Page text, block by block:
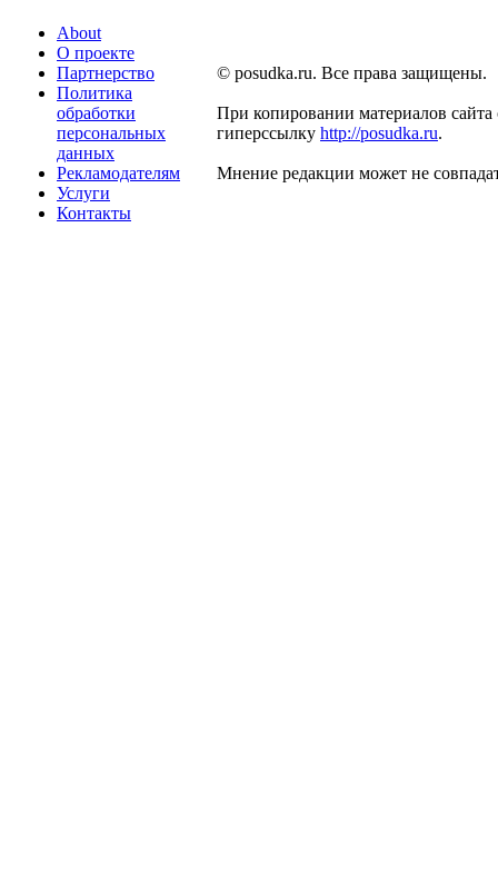
About
О проекте
Партнерство
Политика
обработки
персональных
данных
Рекламодателям
Услуги
Контакты
© posudka.ru. Все права защищены.
При копировании материалов сайта
гиперссылку http://posudka.ru.
Мнение редакции может не